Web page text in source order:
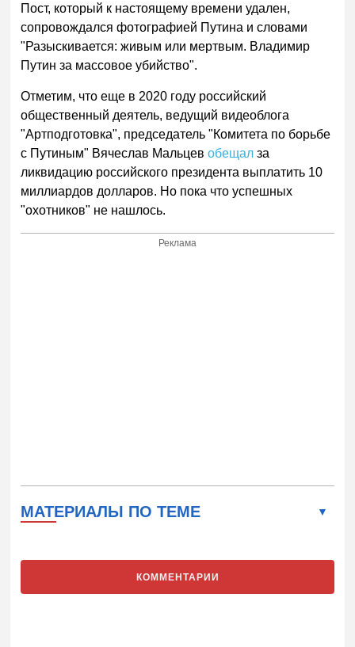
Пост, который к настоящему времени удален,
сопровождался фотографией Путина и словами
"Разыскивается: живым или мертвым. Владимир
Путин за массовое убийство".
Отметим, что еще в 2020 году российский
общественный деятель, ведущий видеоблога
"Артподготовка", председатель "Комитета по борьбе
с Путиным" Вячеслав Мальцевобещал за
ликвидацию российского президента выплатить 10
миллиардов долларов. Но пока что успешных
"охотников" не нашлось.
Реклама
МАТЕРИАЛЫ ПО ТЕМЕ
КОММЕНТАРИИ